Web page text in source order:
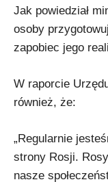
Jak powiedział
osoby
zapobiec jego
W raporcie
również, że:
„Regularnie
strony Rosji.
nasze